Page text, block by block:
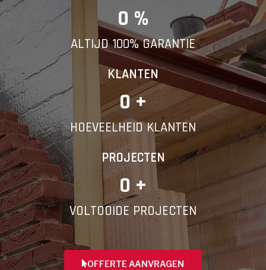
0 %
ALTIJD 100% GARANTIE
KLANTEN
0 +
HOEVEELHEID KLANTEN
PROJECTEN
0 +
VOLTOOIDE PROJECTEN
OFFERTE AANVRAGEN